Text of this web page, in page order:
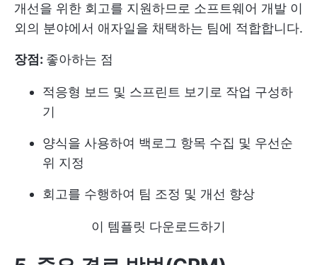
개선을 위한 회고를 지원하므로 소프트웨어 개발 이
외의 분야에서 애자일을 채택하는 팀에 적합합니다.
장점: 좋아하는 점
적응형 보드 및 스프린트 보기로 작업 구성하
기
양식을 사용하여 백로그 항목 수집 및 우선순
위 지정
회고를 수행하여 팀 조정 및 개선 향상
이 템플릿 다운로드하기